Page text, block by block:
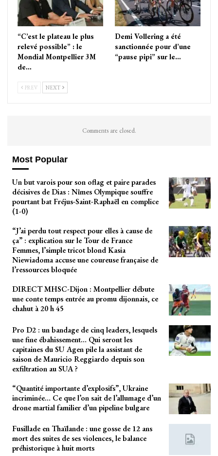
“C’est le plateau le plus
relevé possible” : le
Mondial Montpellier 3M
de…
Demi Vollering a été
sanctionnée pour d’une
“pause pipi” sur le…
PREV NEXT
Comments are closed.
Most Popular
Un but varois pour son oflag et paire parades
décisives de Dias : Nîmes Olympique souffre
pourtant bat Fréjus-Saint-Raphaël en complice
(1-0)
“J’ai perdu tout respect pour elles à cause de
ça” : explication sur le Tour de France
Femmes, l’simple tricot blond Kasia
Niewiadoma accuse une coureuse française de
l’ressources bloquée
DIRECT MHSC-Dijon : Montpellier débute
une conte temps entrée au promu dijonnais, ce
chahut à 20 h 45
Pro D2 : un bandage de cinq leaders, lesquels
une fine ébahissement… Qui seront les
capitaines du SU Agen pile la assistant de
saison de Mauricio Reggiardo depuis son
exfiltration au SUA ?
“Quantité importante d’explosifs”, Ukraine
incriminée… Ce que l’on sait de l’allumage d’un
drone martial familier d’un pipeline bulgare
Fusillade en Thaïlande : une gosse de 12 ans
mort des suites de ses violences, le balance
préhistorique à huit morts